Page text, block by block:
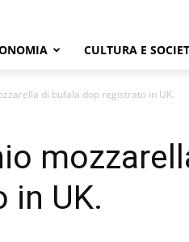
CULTURA E
di bufala dop registrato in UK.
in UK.